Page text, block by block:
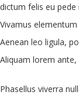
dictum felis eu pede
Vivamus
Aenean leo ligula,
Aliquam lorem ante,
Phasellus viverra